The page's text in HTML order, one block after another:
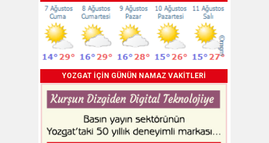
YOZGAT İÇİN GÜNÜN NAMAZ VAKİTLERİ